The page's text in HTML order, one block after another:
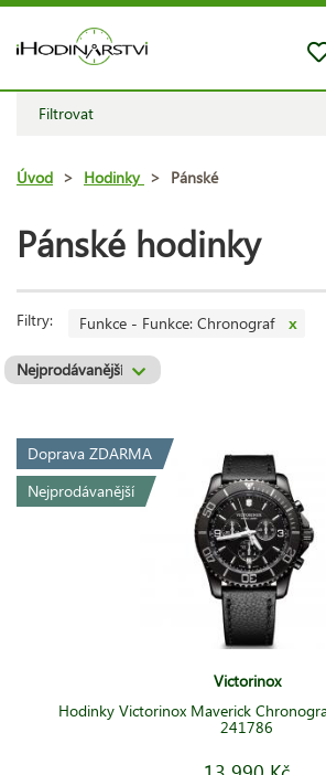
Filtrovat
Úvod > Hodinky > Pánské
Pánské hodinky
Filtry: Funkce - Funkce: Chronograf x
Doprava ZDARMA
Nejprodávanější
Victorinox
Hodinky Victorinox Maverick
241786